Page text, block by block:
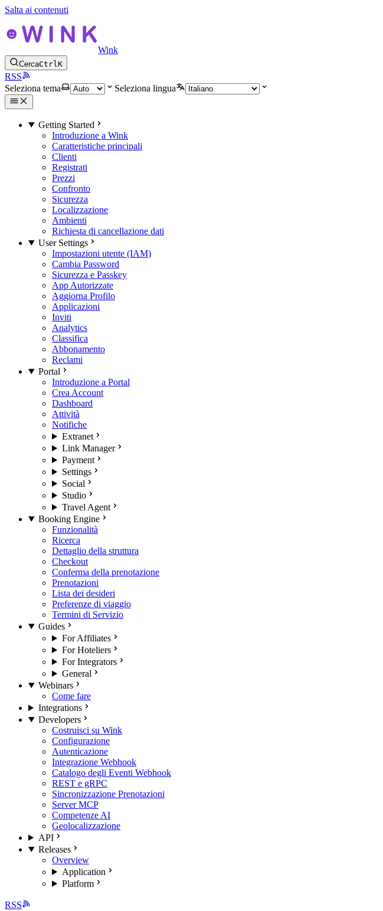
Salta ai contenuti
Wink
CercaCtrlK
RSS
Seleziona tema
Seleziona lingua
Getting Started
Introduzione a Wink
Caratteristiche principali
Clienti
Registrati
Prezzi
Confronto
Sicurezza
Localizzazione
Ambienti
Richiesta di cancellazione dati
User Settings
Impostazioni utente (IAM)
Cambia Password
Sicurezza e Passkey
App Autorizzate
Aggiorna Profilo
Applicazioni
Inviti
Analytics
Classifica
Abbonamento
Reclami
Portal
Introduzione a Portal
Crea Account
Dashboard
Attività
Notifiche
Extranet
Link Manager
Payment
Settings
Social
Studio
Travel Agent
Booking Engine
Funzionalità
Ricerca
Dettaglio della struttura
Checkout
Conferma della prenotazione
Prenotazioni
Lista dei desideri
Preferenze di viaggio
Termini di Servizio
Guides
For Affiliates
For Hoteliers
For Integrators
General
Webinars
Come fare
Integrations
Developers
Costruisci su Wink
Configurazione
Autenticazione
Integrazione Webhook
Catalogo degli Eventi Webhook
REST e gRPC
Sincronizzazione Prenotazioni
Server MCP
Competenze AI
Geolocalizzazione
API
Releases
Overview
Application
Platform
RSS